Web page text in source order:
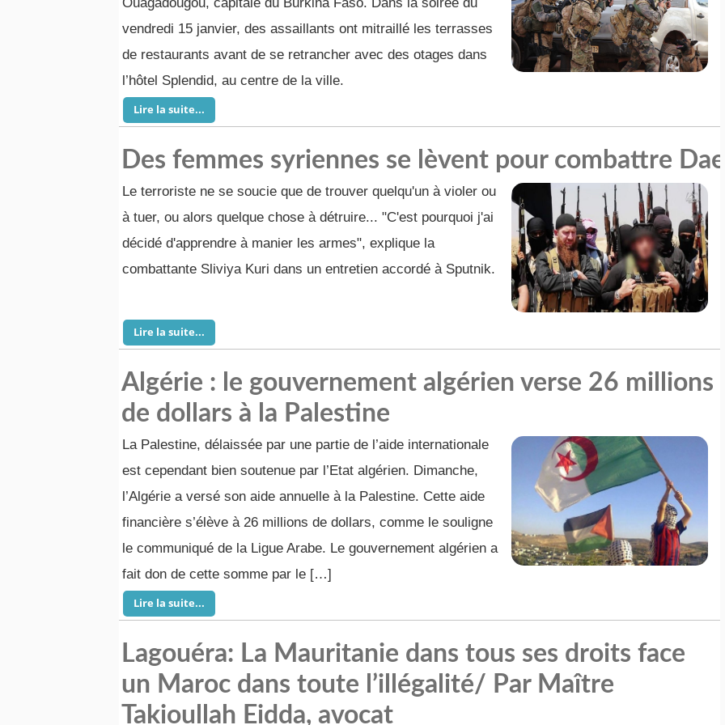
vendredi 15 janvier, des assaillants ont mitraillé les terrasses
de restaurants avant de se retrancher avec des otages dans
l’hôtel Splendid, au centre de la ville.
Lire la suite...
Des femmes syriennes se lèvent pour combattre
Le terroriste ne se soucie que de trouver quelqu'un à violer ou
à tuer, ou alors quelque chose à détruire... "C'est pourquoi j'ai
décidé d'apprendre à manier les armes", explique la
combattante Sliviya Kuri dans un entretien accordé à Sputnik.
Lire la suite...
Algérie : le gouvernement algérien verse 26 millions
de dollars à la Palestine
La Palestine, délaissée par une partie de l’aide internationale
est cependant bien soutenue par l’Etat algérien. Dimanche,
l’Algérie a versé son aide annuelle à la Palestine. Cette aide
financière s’élève à 26 millions de dollars, comme le souligne
le communiqué de la Ligue Arabe. Le gouvernement algérien a
fait don de cette somme par le […]
Lire la suite...
Lagouéra: La Mauritanie dans tous ses droits face
un Maroc dans toute l’illégalité/ Par Maître
Takioullah Eidda, avocat